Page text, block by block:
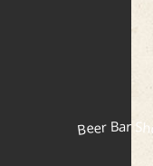
Beer Bar